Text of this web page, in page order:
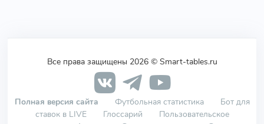
Все права защищены 2026 © Smart-tables.ru
Полная версия сайта Футбольная статистика
Бот для
ставок в LIVE
Глоссарий
Пользовательское